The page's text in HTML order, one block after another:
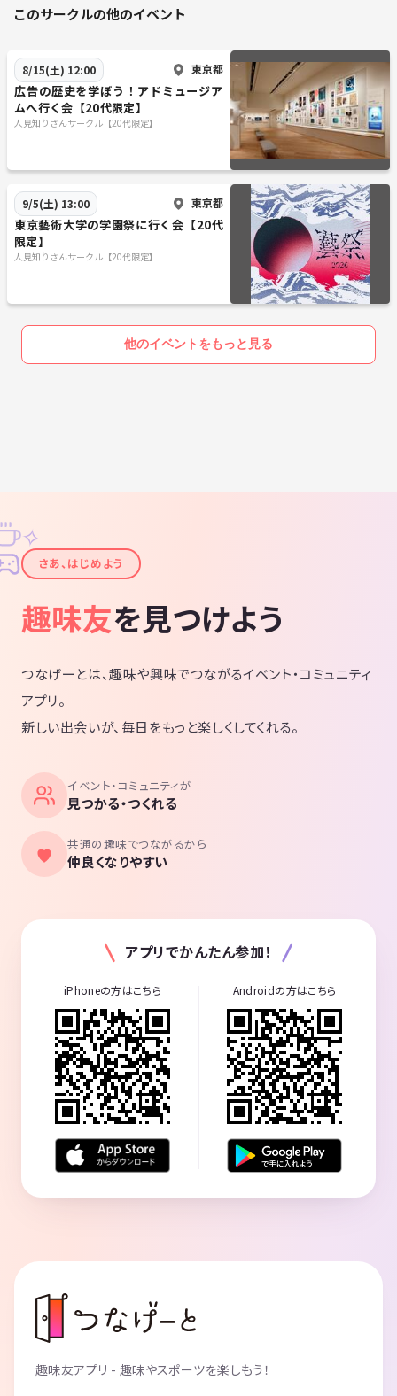
このサークルの他のイベント
8/15(土) 12:00 東京都
広告の歴史を学ぼう！アドミュージア
ムへ行く会【20代限定】
人見知りさんサークル【20代限定】
9/5(土) 13:00 東京都
東京藝術大学の学園祭に行く会【20代
限定】
人見知りさんサークル【20代限定】
他のイベントをもっと見る
✦
✧
さあ、はじめよう
趣味友を見つけよう
つなげーとは、趣味や興味でつながるイベント・コミュニティ
アプリ。
新しい出会いが、毎日をもっと楽しくしてくれる。
イベント・コミュニティが
見つかる・つくれる
共通の趣味でつながるから
仲良くなりやすい
アプリでかんたん参加！
iPhoneの方はこちら Androidの方はこちら
趣味友アプリ - 趣味やスポーツを楽しもう！